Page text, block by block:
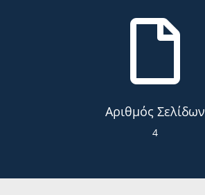

Αριθμός Σελίδων
4